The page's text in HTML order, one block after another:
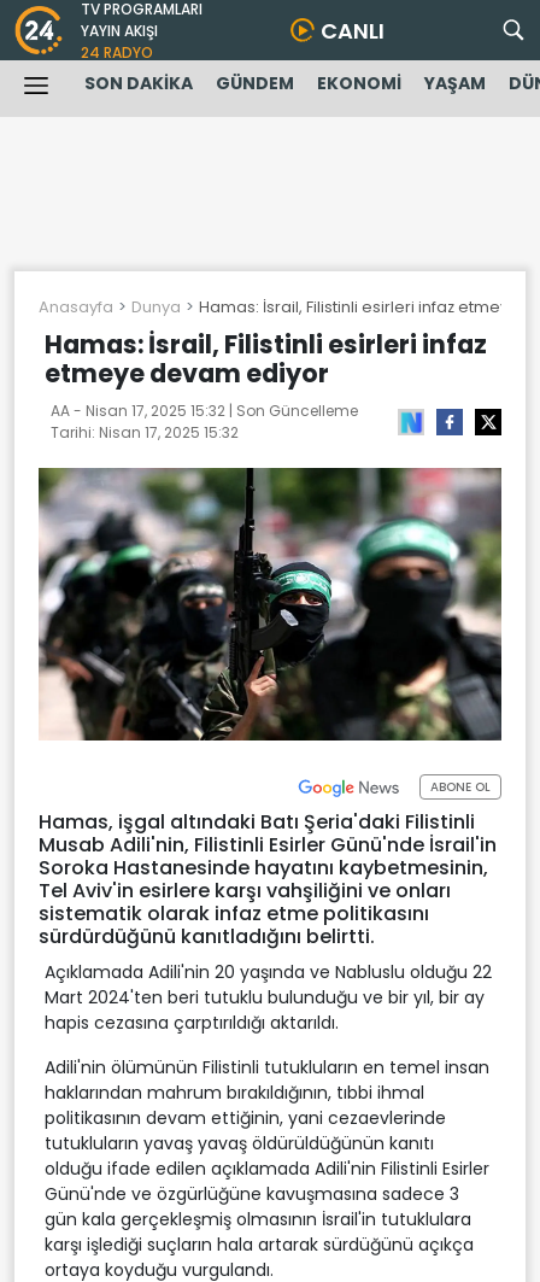
TV PROGRAMLARI
YAYIN AKIŞI
24 RADYO
CANLI
SON DAKİKA GÜNDEM EKONOMİ YAŞAM
Anasayfa Dunya Hamas: İsrail, Filistinli esirleri infaz etmeye
Hamas: İsrail, Filistinli esirleri infaz
etmeye devam ediyor
AA - Nisan 17, 2025 15:32 | Son Güncelleme
Tarihi: Nisan 17, 2025 15:32
ABONE OL
Hamas, işgal altındaki Batı Şeria'daki Filistinli
Musab Adili'nin, Filistinli Esirler Günü'nde İsrail'in
Soroka Hastanesinde hayatını kaybetmesinin,
Tel Aviv'in esirlere karşı vahşiliğini ve onları
sistematik olarak infaz etme politikasını
sürdürdüğünü kanıtladığını belirtti.
Açıklamada Adili'nin 20 yaşında ve Nabluslu olduğu 22
Mart 2024'ten beri tutuklu bulunduğu ve bir yıl, bir ay
hapis cezasına çarptırıldığı aktarıldı.
Adili'nin ölümünün Filistinli tutukluların en temel insan
haklarından mahrum bırakıldığının, tıbbi ihmal
politikasının devam ettiğinin, yani cezaevlerinde
tutukluların yavaş yavaş öldürüldüğünün kanıtı
olduğu ifade edilen açıklamada Adili'nin Filistinli Esirler
Günü'nde ve özgürlüğüne kavuşmasına sadece 3
gün kala gerçekleşmiş olmasının İsrail'in tutuklulara
karşı işlediği suçların hala artarak sürdüğünü açıkça
ortaya koyduğu vurgulandı.